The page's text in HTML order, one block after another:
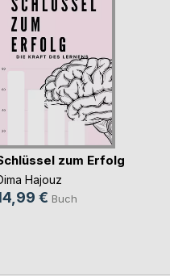
zum Erfolg
Hajouz
€ Buch